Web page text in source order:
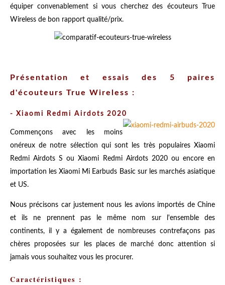
équiper convenablement si vous cherchez des écouteurs True
Wireless de bon rapport qualité/prix.
Présentation et essais des 5 paires
d'écouteurs True Wireless :
- Xiaomi Redmi Airdots 2020
Commençons avec les moins
onéreux de notre sélection qui sont les très populaires Xiaomi
Redmi Airdots S ou Xiaomi Redmi Airdots 2020 ou encore en
importation les Xiaomi Mi Earbuds Basic sur les marchés asiatique
et US.
Nous précisons car justement nous les avions importés de Chine
et ils ne prennent pas le même nom sur l'ensemble des
continents, il y a également de nombreuses contrefaçons pas
chères proposées sur les places de marché donc attention si
jamais vous souhaitez vous les procurer.
Caractéristiques :